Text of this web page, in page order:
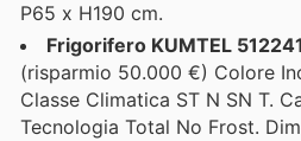
P65 x H190 cm.
Frigorifero KUMTEL 512241
(risparmio 50.000 €) Colore
Classe Climatica ST N SN T.
Tecnologia Total No Frost.